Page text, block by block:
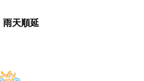
天順延